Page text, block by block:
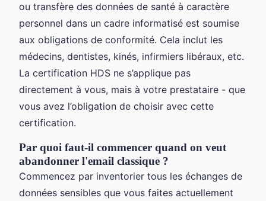
ou transfère des données de santé à caractère
personnel dans un cadre informatisé est soumise
aux obligations de conformité. Cela inclut les
médecins, dentistes, kinés, infirmiers libéraux, etc.
La certification HDS ne s’applique pas
directement à vous, mais à votre prestataire - que
vous avez l’obligation de choisir avec cette
certification.
Par quoi faut-il commencer quand on veut
abandonner l'email classique ?
Commencez par inventorier tous les échanges de
données sensibles que vous faites actuellement